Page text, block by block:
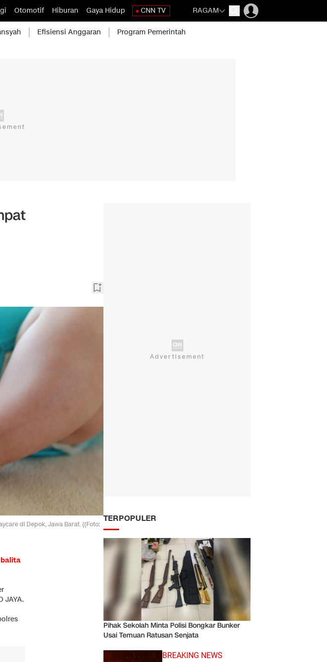
Otomotif Hiburan Gaya Hidup CNN TV RAGAM
Efisiensi Anggaran Program Pemerintah
di Depok, Jawa Barat. ((Foto:
balita
JAYA.
TERPOPULER
Pihak Sekolah Minta Polisi Bongkar Bunker
Usai Temuan Ratusan Senjata
BREAKING NEWS